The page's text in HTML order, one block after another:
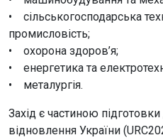
• сільськогосподарська
промисловість;
• охорона здоров’я;
• енергетика та
• металургія.
Захід є частиною
відновлення України